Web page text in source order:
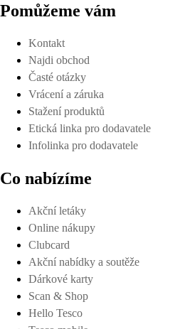
Pomůžeme vám
Kontakt
Najdi obchod
Časté otázky
Vrácení a záruka
Stažení produktů
Etická linka pro dodavatele
Infolinka pro dodavatele
Co nabízíme
Akční letáky
Online nákupy
Clubcard
Akční nabídky a soutěže
Dárkové karty
Scan & Shop
Hello Tesco